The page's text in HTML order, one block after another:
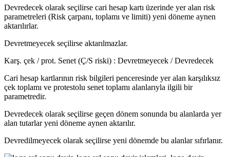
Devredecek olarak seçilirse cari hesap kartı üzerinde yer alan risk
parametreleri (Risk çarpanı, toplamı ve limiti) yeni döneme aynen
aktarılırlar.
Devretmeyecek seçilirse aktarılmazlar.
Karş. çek / prot. Senet (Ç/S riski) : Devretmeyecek / Devredecek
Cari hesap kartlarının risk bilgileri penceresinde yer alan karşılıksız
çek toplamı ve protestolu senet toplamı alanlarıyla ilgili bir
parametredir.
Devredecek olarak seçilirse geçen dönem sonunda bu alanlarda yer
alan tutarlar yeni döneme aynen aktarılır.
Devredilmeyecek olarak seçilirse yeni dönemde bu alanlar sıfırlanır.